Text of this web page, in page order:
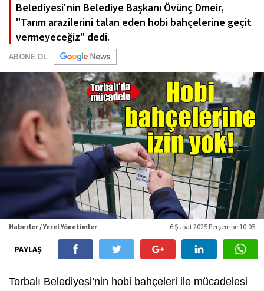
Belediyesi'nin Belediye Başkanı Övünç Dmeir,
"Tarım arazilerini talan eden hobi bahçelerine geçit
vermeyeceğiz" dedi.
ABONE OL
Haberler / Yerel Yönetimler 6 Şubat 2025 Perşembe 10:05
PAYLAŞ
Torbalı Belediyesi’nin hobi bahçeleri ile mücadelesi